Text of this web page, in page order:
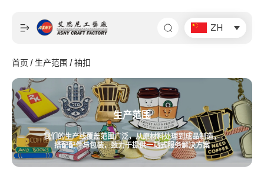
ZH
首页 / 生产范围 / 袖扣
生产范围
我们的生产线覆盖范围广泛，从原材料处理到成品制造，
搭配配件与包装，致力于提供一站式服务解决方案